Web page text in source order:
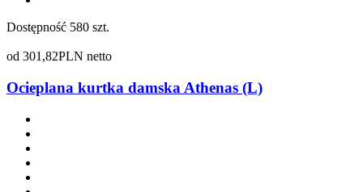
Dostępność 580 szt.
od 301,82PLN netto
Ocieplana kurtka damska Athenas (L)